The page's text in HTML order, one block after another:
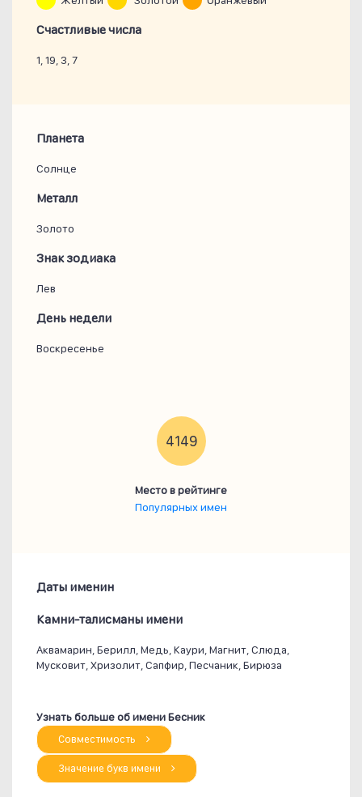
Счастливые числа
1, 19, 3, 7
Планета
Солнце
Металл
Золото
Знак зодиака
Лев
День недели
Воскресенье
4149
Место в рейтинге
Популярных имен
Даты именин
Камни-талисманы имени
Аквамарин, Берилл, Медь, Каури, Магнит, Слюда,
Мусковит, Хризолит, Сапфир, Песчаник, Бирюза
Узнать больше об имени Бесник
Совместимость
Значение букв имени